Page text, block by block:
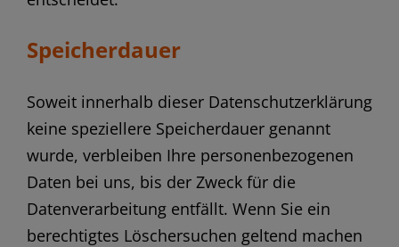
Speicherdauer
Soweit innerhalb dieser Datenschutzerklärung
keine speziellere Speicherdauer genannt
wurde, verbleiben Ihre personenbezogenen
Daten bei uns, bis der Zweck für die
Datenverarbeitung entfällt. Wenn Sie ein
berechtigtes Löschersuchen geltend machen